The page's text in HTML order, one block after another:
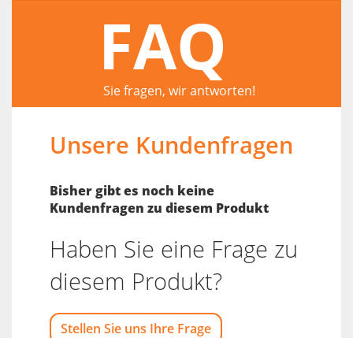
FAQ
Sie fragen, wir antworten!
Unsere Kundenfragen
Bisher gibt es noch keine
Kundenfragen zu diesem Produkt
Haben Sie eine Frage zu
diesem Produkt?
Stellen Sie uns Ihre Frage